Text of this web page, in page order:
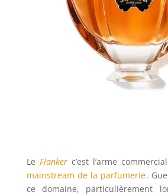
Le Flankerc’est l’arme
mainstream de la parfumerie.
ce domaine, particulièrement